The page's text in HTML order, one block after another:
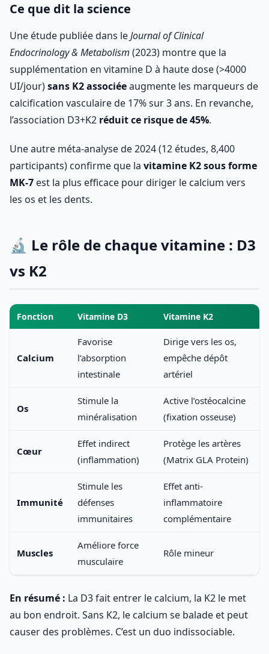
Ce que dit la science
Une étude publiée dans leJournal of Clinical
Endocrinology & Metabolism (2023) montre que la
supplémentation en vitamine D à haute dose (>4000
UI/jour)sans K2 associéeaugmente les marqueurs de
calcification vasculaire de 17% sur 3 ans. En revanche,
l’association D3+K2 réduit ce risque de 45%.
Une autre méta-analyse de 2024 (12 études, 8,400
participants) confirme que la vitamine K2 sous forme
MK-7 est la plus efficace pour diriger le calcium vers
les os et les dents.
🔬 Le rôle de chaque vitamine : D3
vs K2
Fonction Vitamine D3 Vitamine K2
Calcium
Favorise
l’absorption
intestinale
Dirige vers les os,
empêche dépôt
artériel
Os
Stimule la
minéralisation
Active l’ostéocalcine
(fixation osseuse)
Cœur
Effet indirect
(inflammation)
Protège les artères
(Matrix GLA Protein)
Immunité
Stimule les
défenses
immunitaires
Effet anti-
inflammatoire
complémentaire
Muscles
Améliore force
musculaire
Rôle mineur
En résumé : La D3 fait entrer le calcium, la K2 le met
au bon endroit. Sans K2, le calcium se balade et peut
causer des problèmes. C’est un duo indissociable.